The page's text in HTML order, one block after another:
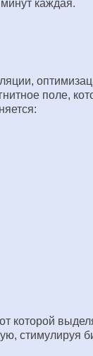
каждая.
поле,
которой
стимулируя